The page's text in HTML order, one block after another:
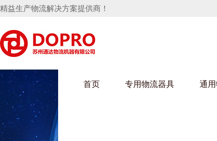
精益生产物流解决方案提供商！
首页 专用物流器具
葫芦娃下载最污架
通
桶水箱支架